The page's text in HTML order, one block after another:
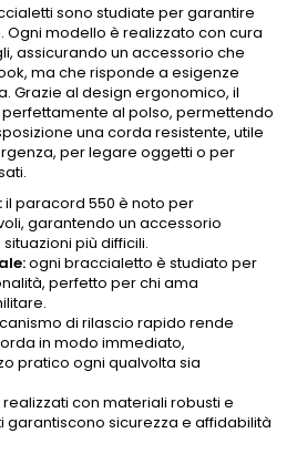
sono studiate per garantire
Ogni modello è realizzato con cura
assicurando un accessorio che
ma che risponde a esigenze
Grazie al design ergonomico, il
al polso, permettendo
una corda resistente, utile
per legare oggetti o per
il paracord 550 è noto per
garantendo un accessorio
più difficili.
ogni braccialetto è studiato per
perfetto per chi ama
di rilascio rapido rende
in modo immediato,
pratico ogni qualvolta sia
realizzati con materiali robusti e
garantiscono sicurezza e affidabilità